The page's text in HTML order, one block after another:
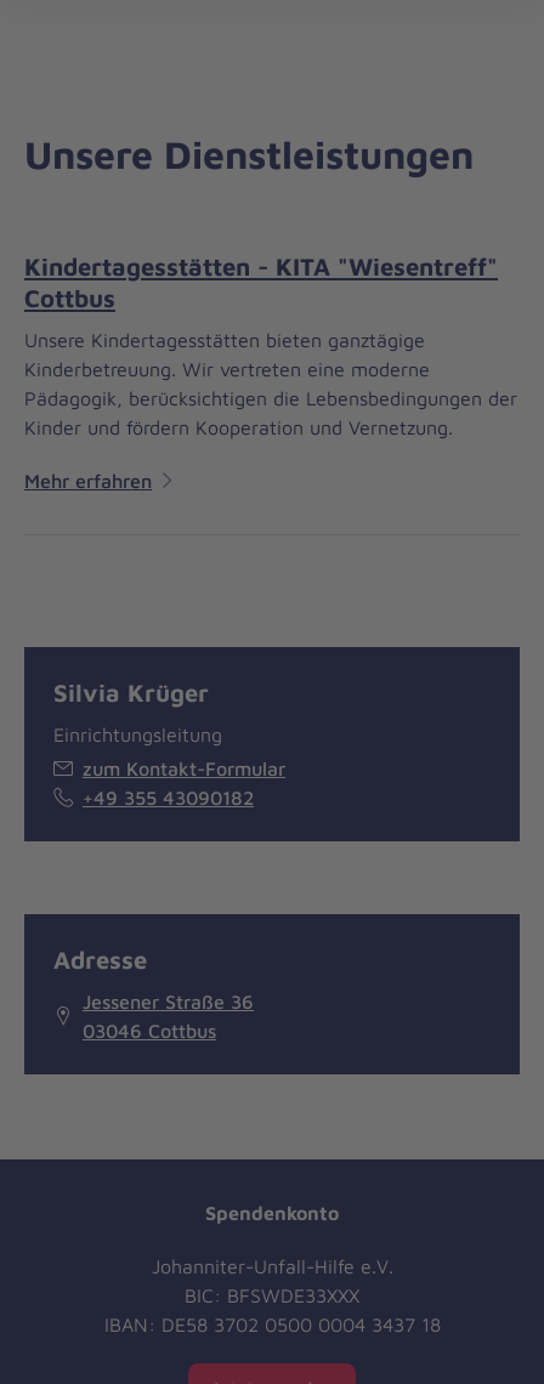
Unsere Dienstleistungen
Kindertagesstätten - KITA "Wiesentreff"
Cottbus
Unsere Kindertagesstätten bieten ganztägige
Kinderbetreuung. Wir vertreten eine moderne
Pädagogik, berücksichtigen die Lebensbedingungen der
Kinder und fördern Kooperation und Vernetzung.
Mehr erfahren
Silvia Krüger
Einrichtungsleitung
zum Kontakt-Formular
+49 355 43090182
Adresse
Jessener Straße 36
03046 Cottbus
Spendenkonto
Johanniter-Unfall-Hilfe e.V.
BIC: BFSWDE33XXX
IBAN: DE58 3702 0500 0004 3437 18